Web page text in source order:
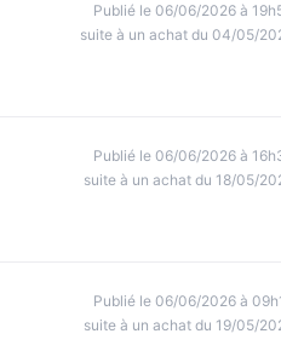
Publié le 06/06/2026 à
suite à un achat du 04/05/
Publié le 06/06/2026 à
suite à un achat du 18/05/
Publié le 06/06/2026 à
suite à un achat du 19/05/